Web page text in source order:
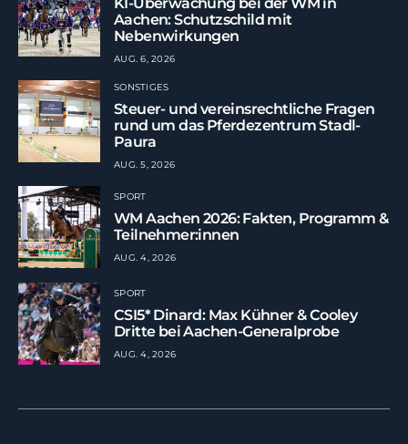
KI-Überwachung bei der WM in
Aachen: Schutzschild mit
Nebenwirkungen
AUG. 6, 2026
SONSTIGES
Steuer- und vereinsrechtliche Fragen
rund um das Pferdezentrum Stadl-
Paura
AUG. 5, 2026
SPORT
WM Aachen 2026: Fakten, Programm &
Teilnehmer:innen
AUG. 4, 2026
SPORT
CSI5* Dinard: Max Kühner & Cooley
Dritte bei Aachen-Generalprobe
AUG. 4, 2026